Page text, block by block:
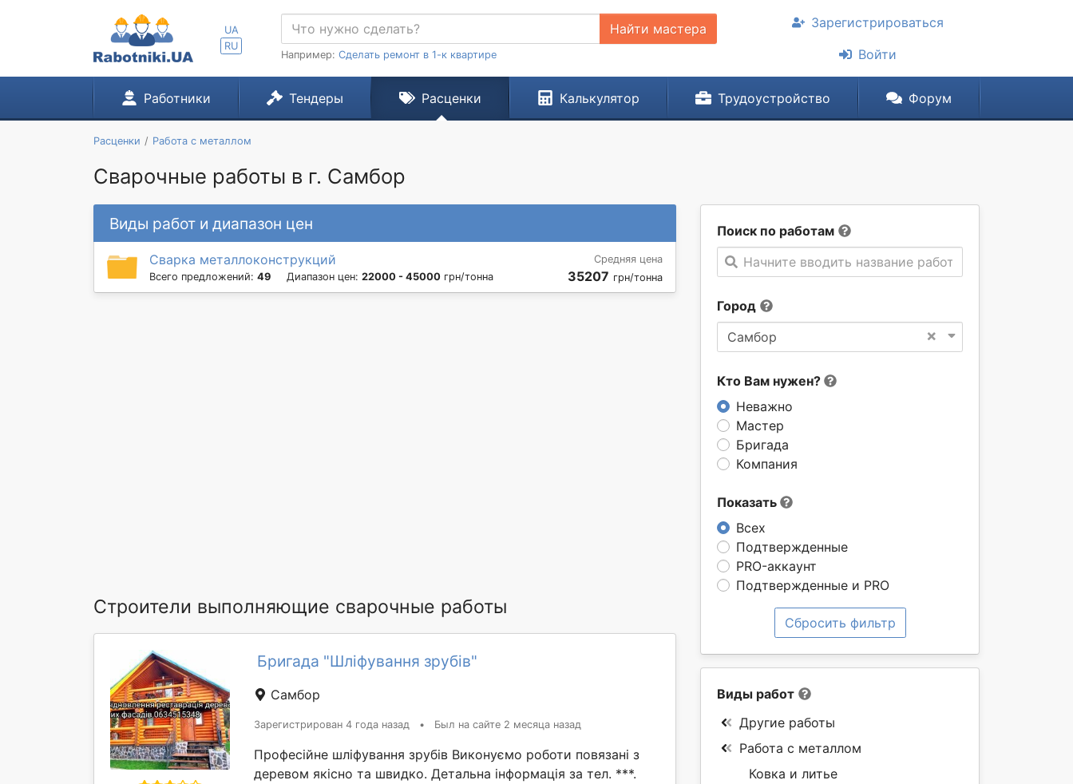
UA
RU
Найти мастера
Например: Сделать ремонт в 1-к квартире
Зарегистрироваться
Войти
Работники Тендеры Расценки Калькулятор Трудоустройство Форум
Расценки Работа с металлом
Сварочные работы в г. Самбор
Поиск по работам
Начните вводить название работы
Город
×
Самбор
Кто Вам нужен?
Неважно
Мастер
Бригада
Компания
Показать
Всех
Подтвержденные
PRO-аккаунт
Подтвержденные и PRO
Сбросить фильтр
Виды работ и диапазон цен
Сварка металлоконструкций
Всего предложений: 49 Диапазон цен: 22000 - 45000 грн/тонна
Средняя цена
35207 грн/тонна
Строители выполняющие сварочные работы
Бригада "Шліфування зрубів"
Самбор
Зарегистрирован 4 года назад • Был на сайте 2 месяца назад
Професійне шліфування зрубів Виконуємо роботи повязані з
деревом якісно та швидко. Детальна інформація за тел. ***.
Виды работ
Другие работы
Работа с металлом
Ковка и литье